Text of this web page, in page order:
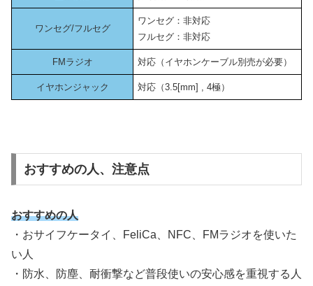
ワンセグ/フルセグ
ワンセグ：非対応
フルセグ：非対応
FMラジオ 対応（イヤホンケーブル別売が必要）
イヤホンジャック 対応（3.5[mm] , 4極）
おすすめの人、注意点
おすすめの人
・おサイフケータイ、FeliCa、NFC、FMラジオを使いた
い人
・防水、防塵、耐衝撃など普段使いの安心感を重視する人